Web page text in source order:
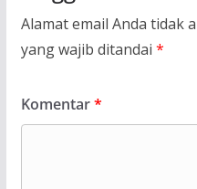
Alamat email Anda tidak
yang wajib ditandai *
Komentar*